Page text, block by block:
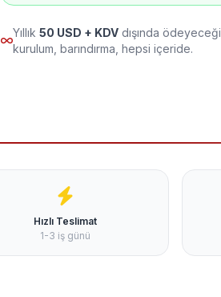
Yıllık 50 USD + KDV dışında
kurulum, barındırma, hepsi içeride.
Hızlı Teslimat
1-3 iş günü